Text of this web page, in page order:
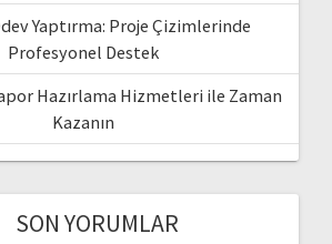
Yaptırma: Proje Çizimlerinde
Profesyonel Destek
Hazırlama Hizmetleri ile Zaman
Kazanın
SON YORUMLAR